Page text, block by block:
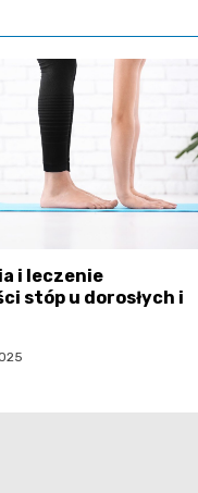
i leczenie
stóp u dorosłych i